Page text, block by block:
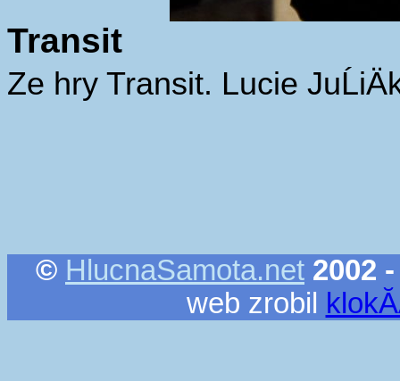
Transit
Ze hry Transit. Lucie
© HlucnaSamota.net 2002
web zrobil